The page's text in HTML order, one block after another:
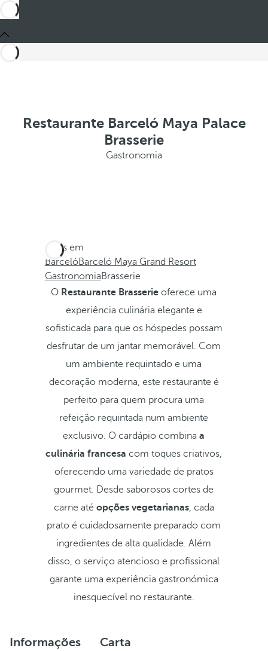
Restaurante Barceló Maya Palace
Brasserie
Gastronomia
Estes em
BarcelóBarceló Maya Grand Resort
GastronomiaBrasserie
O Restaurante Brasserie oferece uma
experiência culinária elegante e
sofisticada para que os hóspedes possam
desfrutar de um jantar memorável. Com
um ambiente requintado e uma
decoração moderna, este restaurante é
perfeito para quem procura uma
refeição requintada num ambiente
exclusivo. O cardápio combinaa
culinária francesa com toques criativos,
oferecendo uma variedade de pratos
gourmet. Desde saborosos cortes de
carne até opções vegetarianas, cada
prato é cuidadosamente preparado com
ingredientes de alta qualidade. Além
disso, o serviço atencioso e profissional
garante uma experiência gastronómica
inesquecível no restaurante.
Informações Carta